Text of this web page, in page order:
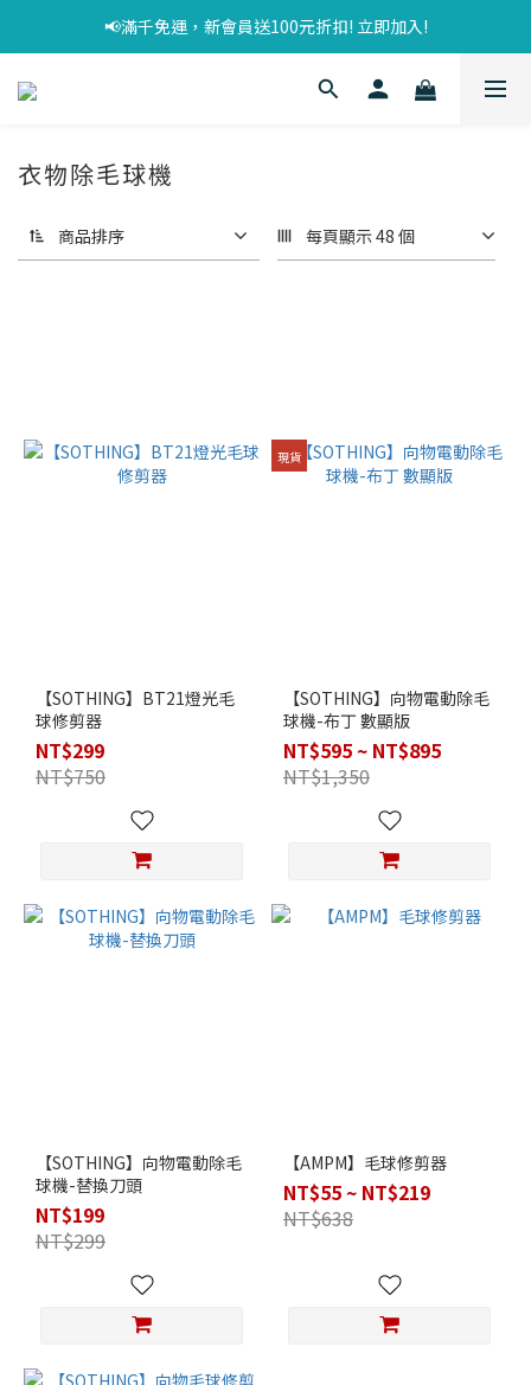
📢滿千免運，新會員送100元折扣! 立即加入!
衣物除毛球機
商品排序 每頁顯示 48 個
【SOTHING】BT21燈光毛
球修剪器
NT$299
NT$750
現貨
【SOTHING】向物電動除毛
球機-布丁 數顯版
NT$595 ~ NT$895
NT$1,350
【SOTHING】向物電動除毛
球機-替換刀頭
NT$199
NT$299
【AMPM】毛球修剪器
NT$55 ~ NT$219
NT$638